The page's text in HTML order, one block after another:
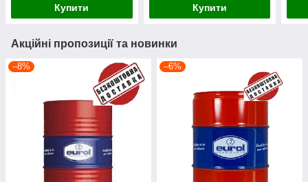
Купити Купити
Акційні пропозиції та новинки
–8% –6%